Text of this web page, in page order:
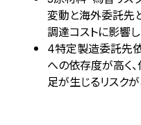
変動と海外委託先
調達コストに影響し
4特定製造委託先
への依存度が高く
足が生じるリスクが